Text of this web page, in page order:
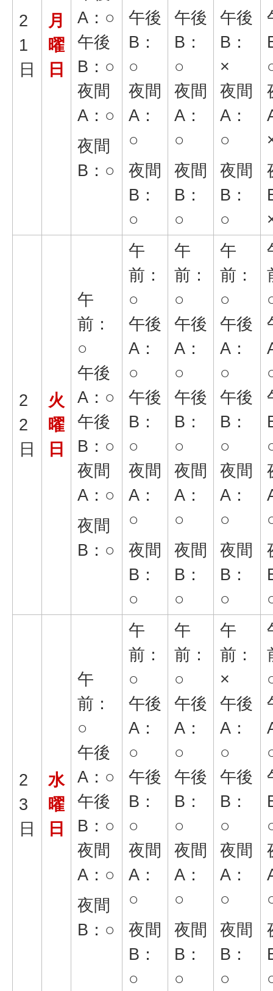
2
1
日
月
曜
日
A：○
午後
B：○
夜間
A：○
夜間
B：○
午後
B：
○
夜間
A：
○
夜間
B：
○
午後
B：
○
夜間
A：
○
夜間
B：
○
午後
B：
×
夜間
A：
○
夜間
B：
○
2
2
日
火
曜
日
午
前：
○
午後
A：○
午後
B：○
夜間
A：○
夜間
B：○
午
前：
○
午後
A：
○
午後
B：
○
夜間
A：
○
夜間
B：
○
午
前：
○
午後
A：
○
午後
B：
○
夜間
A：
○
夜間
B：
○
午
前：
○
午後
A：
○
午後
B：
○
夜間
A：
○
夜間
B：
○
2
3
日
水
曜
日
午
前：
○
午後
A：○
午後
B：○
夜間
A：○
夜間
B：○
午
前：
○
午後
A：
○
午後
B：
○
夜間
A：
○
夜間
B：
○
午
前：
○
午後
A：
○
午後
B：
○
夜間
A：
○
夜間
B：
○
午
前：
×
午後
A：
○
午後
B：
○
夜間
A：
○
夜間
B：
○